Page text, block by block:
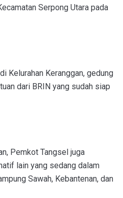
Serpong Utara pada
Kelurahan Keranggan, gedung
dari BRIN yang sudah siap
Pemkot Tangsel juga
lain yang sedang dalam
Sawah, Kebantenan, dan